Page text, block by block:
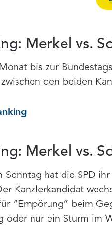
Merkel vs.
bis zur
den beiden
Merkel vs.
Sonntag hat die SPD
Kanzlerkandidat
“Empörung” beim
oder nur ein Sturm im